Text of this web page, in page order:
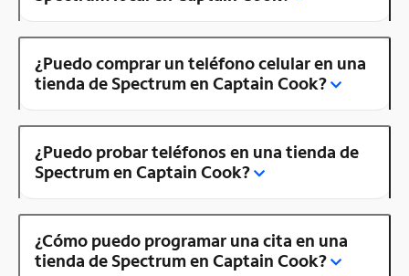
¿Puedo comprar un teléfono celular en una
tienda de Spectrum en Captain Cook?
¿Puedo probar teléfonos en una tienda de
Spectrum en Captain Cook?
¿Cómo puedo programar una cita en una
tienda de Spectrum en Captain Cook?